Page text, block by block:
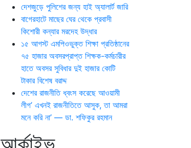
দেশজুড়ে পুলিশের জন্য হাই অ্যালার্ট জারি
বাগেরহাটে মাছের ঘের থেকে প্রবাসী
কিশোরী কন্যার মরদেহ উদ্ধার
১৫ আগস্ট এমপিওভুক্ত শিক্ষা প্রতিষ্ঠানের
৭৫ হাজার অবসরপ্রাপ্ত শিক্ষক-কর্মচারীর
হাতে অবসর সুবিধার দুই হাজার কোটি
টাকার বিশেষ বরাদ্দ
দেশের রাজনীতি ধ্বংস করেছে আওয়ামী
লীগ’ এখনই রাজনীতিতে আসুক, তা আমরা
মনে করি না’ — ডা. শফিকুর রহমান